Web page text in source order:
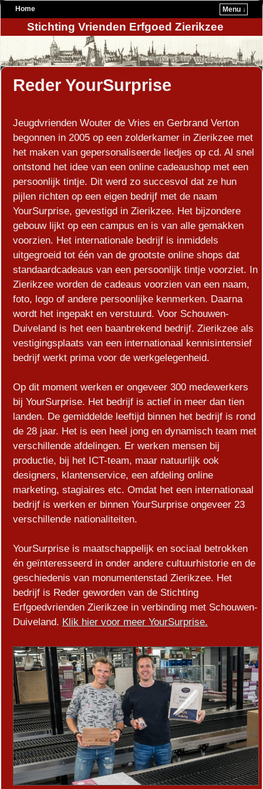
Home Menu ↓
Stichting Vrienden Erfgoed Zierikzee
Reder YourSurprise
Jeugdvrienden Wouter de Vries en Gerbrand Verton
begonnen in 2005 op een zolderkamer in Zierikzee met
het maken van gepersonaliseerde liedjes op cd. Al snel
ontstond het idee van een online cadeaushop met een
persoonlijk tintje. Dit werd zo succesvol dat ze hun
pijlen richten op een eigen bedrijf met de naam
YourSurprise, gevestigd in Zierikzee. Het bijzondere
gebouw lijkt op een campus en is van alle gemakken
voorzien. Het internationale bedrijf is inmiddels
uitgegroeid tot één van de grootste online shops dat
standaardcadeaus van een persoonlijk tintje voorziet. In
Zierikzee worden de cadeaus voorzien van een naam,
foto, logo of andere persoonlijke kenmerken. Daarna
wordt het ingepakt en verstuurd. Voor Schouwen-
Duiveland is het een baanbrekend bedrijf. Zierikzee als
vestigingsplaats van een internationaal kennisintensief
bedrijf werkt prima voor de werkgelegenheid.
Op dit moment werken er ongeveer 300 medewerkers
bij YourSurprise. Het bedrijf is actief in meer dan tien
landen. De gemiddelde leeftijd binnen het bedrijf is rond
de 28 jaar. Het is een heel jong en dynamisch team met
verschillende afdelingen. Er werken mensen bij
productie, bij het ICT-team, maar natuurlijk ook
designers, klantenservice, een afdeling online
marketing, stagiaires etc. Omdat het een internationaal
bedrijf is werken er binnen YourSurprise ongeveer 23
verschillende nationaliteiten.
YourSurprise is maatschappelijk en sociaal betrokken
én geïnteresseerd in onder andere cultuurhistorie en de
geschiedenis van monumentenstad Zierikzee. Het
bedrijf is Reder geworden van de Stichting
Erfgoedvrienden Zierikzee in verbinding met Schouwen-
Duiveland. Klik hier voor meer YourSurprise.